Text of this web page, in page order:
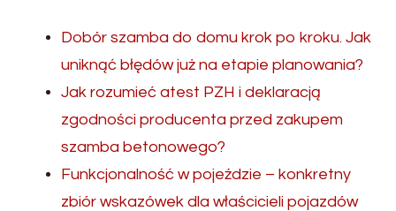
Dobór szamba do domu krok po kroku. Jak
uniknąć błędów już na etapie planowania?
Jak rozumieć atest PZH i deklaracją
zgodności producenta przed zakupem
szamba betonowego?
Funkcjonalność w pojeździe – konkretny
zbiór wskazówek dla właścicieli pojazdów